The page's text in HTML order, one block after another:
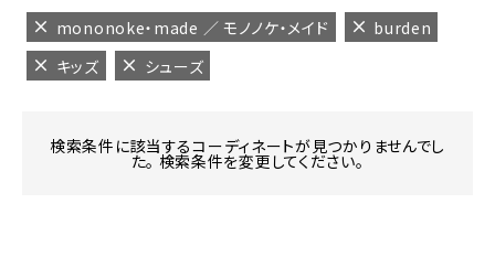
mononoke・made ／ モノノケ・メイド
burden
キッズ
シューズ
検索条件に該当するコーディネートが見つかりませんでし
た。 検索条件を変更してください。